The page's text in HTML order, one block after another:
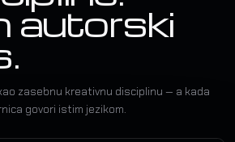
autorski
zasebnu kreativnu disciplinu — a kada
govori istim jezikom.